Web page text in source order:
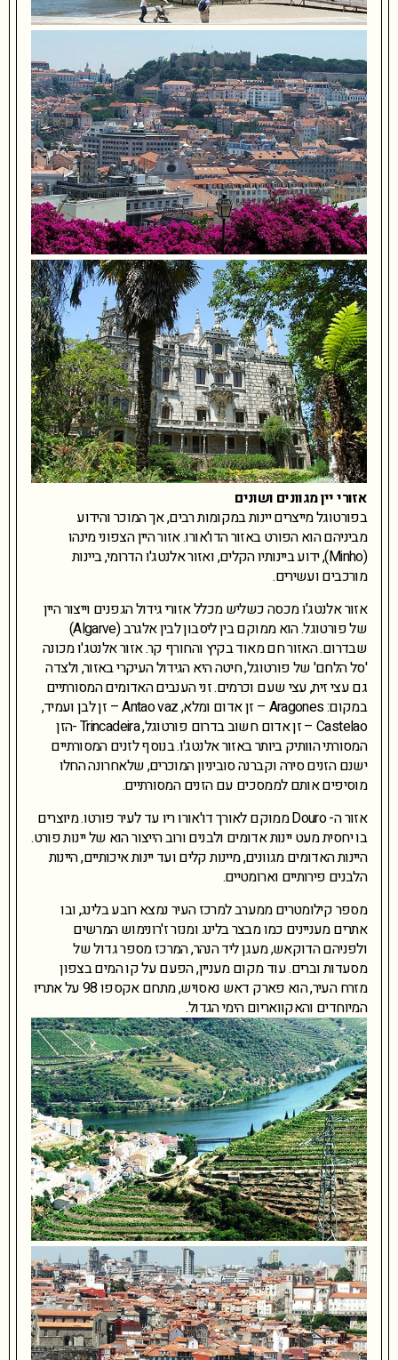
אזורי יין מגוונים ושונים
בפורטוגל מייצרים יינות במקומות רבים, אך המוכר והידוע
מביניהם הוא הפורט באזור הדו'אורו. אזור היין הצפוני מינהו
(Minho), ידוע ביינותיו הקלים, ואזור אלנטג'ו הדרומי, ביינות
מורכבים ועשירים.
אזור אלנטג'ו מכסה כשליש מכלל אזורי גידול הגפנים וייצור היין
של פורטוגל. הוא ממוקם בין ליסבון לבין אלגרב (Algarve)
שבדרום. האזור חם מאוד בקיץ והחורף קר. אזור אלנטג'ו מכונה
'סל הלחם' של פורטוגל, חיטה היא הגידול העיקרי באזור, ולצדה
גם עצי זית, עצי שעם וכרמים. זני הענבים האדומים המסורתיים
במקום: Aragones – זן אדום ומלא, Antao vaz – זן לבן ועמיד,
Castelao – זן אדום חשוב בדרום פורטוגל, Trincadeira -הזן
המסורתי הוותיק ביותר באזור אלנטג'ו. בנוסף לזנים המסורתיים
ישנם הזנים סירה וקברנה סוביניון המוכרים, שלאחרונה החלו
מוסיפים אותם לממסכים עם הזנים המסורתיים.
אזור ה- Douro ממוקם לאורך דו'אורו ריו עד לעיר פורטו. מיוצרים
בו יחסית מעט יינות אדומים ולבנים ורוב הייצור הוא של יינות פורט.
היינות האדומים מגוונים, מיינות קלים ועד יינות איכותיים, היינות
הלבנים פירותיים וארומטיים.
מספר קילומטרים ממערב למרכז העיר נמצא רובע בלינג, ובו
אתרים מעניינים כמו מבצר בלינג ומנזר ז'רונימוש המרשים
ולפניהם הדוקאש, מעגן ליד הנהר, המרכז מספר גדול של
מסעדות וברים. עוד מקום מעניין, הפעם על קו המים בצפון
מזרח העיר, הוא פארק דאש נאסויש, מתחם אקספו 98 על אתריו
המיוחדים והאקוואריום הימי הגדול.